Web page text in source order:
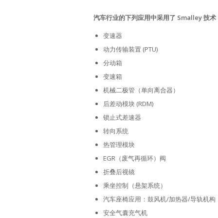
汽车行业的下列应用中采用了 Smalley技术
变速器
动力传输装置 (PTU)
分动箱
变速箱
机械二极管（单向离合器）
后差动模块 (RDM)
锁止式差速器
转向系统
热管理模块
EGR（废气再循环）阀
折叠后视镜
乘坐控制（悬架系统）
汽车座椅应用：鼓风机/加热器/导轨机构
安全气囊充气机